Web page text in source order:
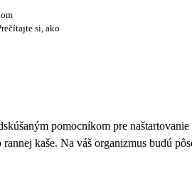
si, ako
pomocníkom pre naštartovanie
kaše. Na váš organizmus budú